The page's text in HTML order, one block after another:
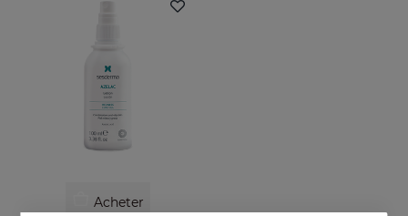
Acheter